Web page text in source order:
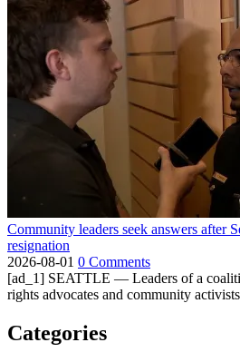
Community leaders seek answers after
resignation
2026-08-01 0 Comments
[ad_1] SEATTLE — Leaders of a
rights advocates and community
Categories